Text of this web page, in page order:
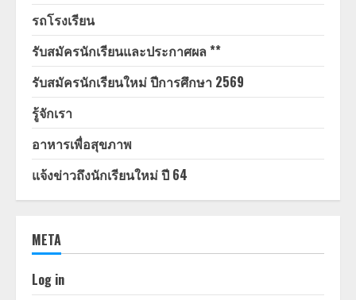
รถโรงเรียน
รับสมัครนักเรียนและประกาศผล **
รับสมัครนักเรียนใหม่ ปีการศึกษา 2569
รู้จักเรา
อาหารเพื่อสุขภาพ
แจ้งข่าวถึงนักเรียนใหม่ ปี 64
META
Log in